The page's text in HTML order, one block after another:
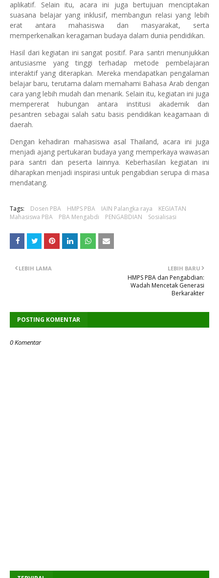
aplikatif. Selain itu, acara ini juga bertujuan menciptakan
suasana belajar yang inklusif, membangun relasi yang lebih
erat antara mahasiswa dan masyarakat, serta
memperkenalkan keragaman budaya dalam dunia pendidikan.
Hasil dari kegiatan ini sangat positif. Para santri menunjukkan
antusiasme yang tinggi terhadap metode pembelajaran
interaktif yang diterapkan. Mereka mendapatkan pengalaman
belajar baru, terutama dalam memahami Bahasa Arab dengan
cara yang lebih mudah dan menarik. Selain itu, kegiatan ini juga
mempererat hubungan antara institusi akademik dan
pesantren sebagai salah satu basis pendidikan keagamaan di
daerah.
Dengan kehadiran mahasiswa asal Thailand, acara ini juga
menjadi ajang pertukaran budaya yang memperkaya wawasan
para santri dan peserta lainnya. Keberhasilan kegiatan ini
diharapkan menjadi inspirasi untuk pengabdian serupa di masa
mendatang.
Tags: Dosen PBA HMPS PBA IAIN Palangka raya
KEGIATAN
Mahasiswa PBA
PBA Mengabdi PENGABDIAN Sosialisasi
LEBIH BARU
HMPS PBA dan Pengabdian:
Wadah Mencetak Generasi
Berkarakter
LEBIH LAMA
POSTING KOMENTAR
0 Komentar